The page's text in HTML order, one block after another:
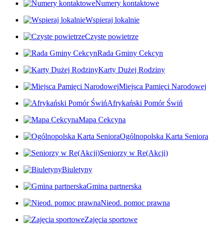
Numery kontaktowe
Wspieraj lokalnie
Czyste powietrze
Rada Gminy Cekcyn
Karty Dużej Rodziny
Miejsca Pamięci Narodowej
Afrykański Pomór Świń
Mapa Cekcyna
Ogólnopolska Karta Seniora
Seniorzy w Re(Akcji)
Biuletyny
Gmina partnerska
Nieod. pomoc prawna
Zajęcia sportowe